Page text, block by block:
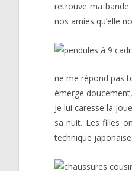
retrouve ma bande
nos amies qu’elle
ne me répond pas
émerge
Je lui caresse la
sa nuit. Les filles
technique